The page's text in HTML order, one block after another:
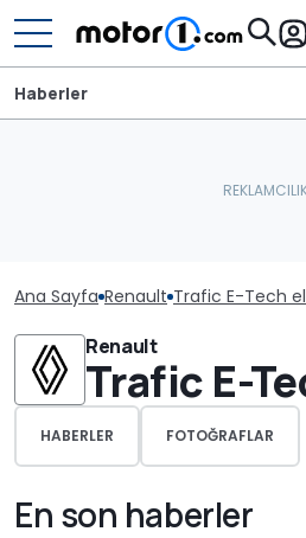
Haberler
Ana Sayfa Renault Trafic E-Tech
Renault
Trafic E-
HABERLER FOTOĞRAFLAR
En son haberler